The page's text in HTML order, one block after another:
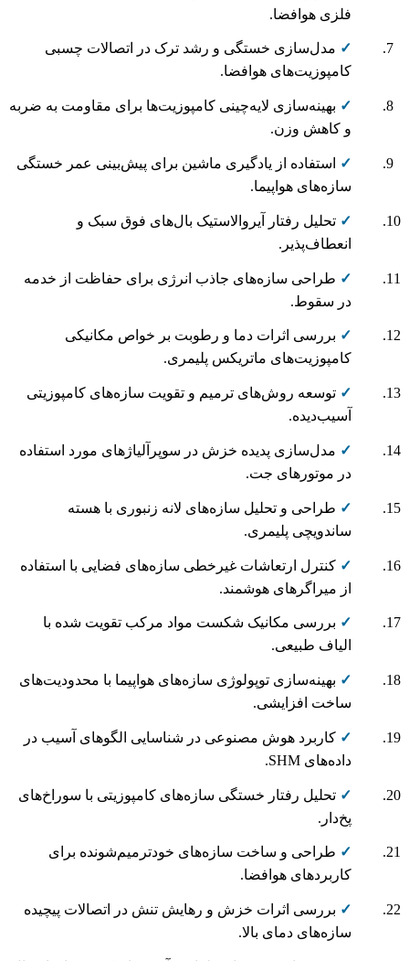
فلزی هوافضا.
مدل‌سازی خستگی و رشد ترک در اتصالات چسبی
کامپوزیت‌های هوافضا.
بهینه‌سازی لایه‌چینی کامپوزیت‌ها برای مقاومت به ضربه
و کاهش وزن.
استفاده از یادگیری ماشین برای پیش‌بینی عمر خستگی
سازه‌های هواپیما.
تحلیل رفتار آیروالاستیک بال‌های فوق سبک و
انعطاف‌پذیر.
طراحی سازه‌های جاذب انرژی برای حفاظت از خدمه
در سقوط.
بررسی اثرات دما و رطوبت بر خواص مکانیکی
کامپوزیت‌های ماتریکس پلیمری.
توسعه روش‌های ترمیم و تقویت سازه‌های کامپوزیتی
آسیب‌دیده.
مدل‌سازی پدیده خزش در سوپرآلیاژهای مورد استفاده
در موتورهای جت.
طراحی و تحلیل سازه‌های لانه زنبوری با هسته
ساندویچی پلیمری.
کنترل ارتعاشات غیرخطی سازه‌های فضایی با استفاده
از میراگرهای هوشمند.
بررسی مکانیک شکست مواد مرکب تقویت شده با
الیاف طبیعی.
بهینه‌سازی توپولوژی سازه‌های هواپیما با محدودیت‌های
ساخت افزایشی.
کاربرد هوش مصنوعی در شناسایی الگوهای آسیب در
داده‌های SHM.
تحلیل رفتار خستگی سازه‌های کامپوزیتی با سوراخ‌های
پخ‌دار.
طراحی و ساخت سازه‌های خودترمیم‌شونده برای
کاربردهای هوافضا.
بررسی اثرات خزش و رهایش تنش در اتصالات پیچیده
سازه‌های دمای بالا.